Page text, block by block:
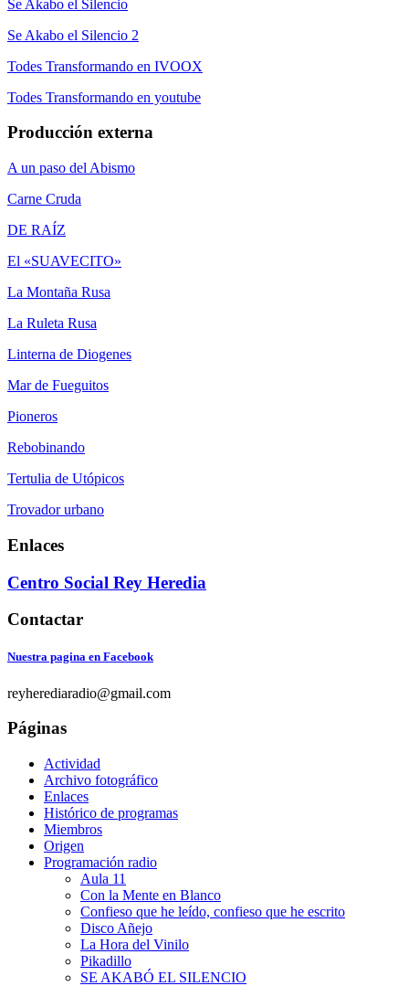
Se Akabo el Silencio
Se Akabo el Silencio 2
Todes Transformando en IVOOX
Todes Transformando en youtube
Producción externa
A un paso del Abismo
Carne Cruda
DE RAÍZ
El «SUAVECITO»
La Montaña Rusa
La Ruleta Rusa
Linterna de Diogenes
Mar de Fueguitos
Pioneros
Rebobinando
Tertulia de Utópicos
Trovador urbano
Enlaces
Centro Social Rey Heredia
Contactar
Nuestra pagina en Facebook
reyherediaradio@gmail.com
Páginas
Actividad
Archivo fotográfico
Enlaces
Histórico de programas
Miembros
Origen
Programación radio
Aula 11
Con la Mente en Blanco
Confieso que he leído, confieso que he escrito
Disco Añejo
La Hora del Vinilo
Pikadillo
SE AKABÓ EL SILENCIO